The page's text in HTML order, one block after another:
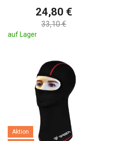
24,80 €
33,10 €
auf Lager
Aktion